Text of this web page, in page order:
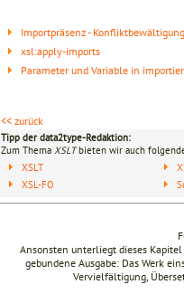
Importpräsenz -
xsl:apply-imports
Parameter und Variable in
<< zurück
Tipp der data2type-Redaktion:
Zum Thema XSLTbieten wir auch
XSLT
XSL-FO
Ansonsten unterliegt dieses
gebundene Ausgabe: Das Werk
Vervielfältigung,